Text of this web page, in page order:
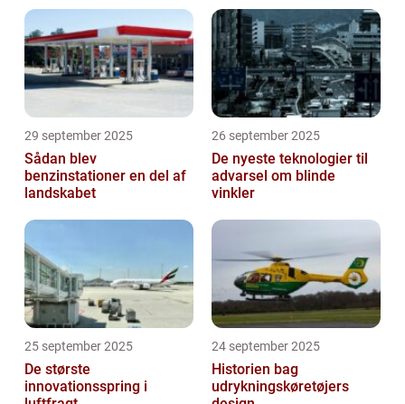
29 september 2025
Sådan blev
benzinstationer en del af
landskabet
26 september 2025
De nyeste teknologier til
advarsel om blinde
vinkler
25 september 2025
De største
innovationsspring i
24 september 2025
Historien bag
udrykningskøretøjers